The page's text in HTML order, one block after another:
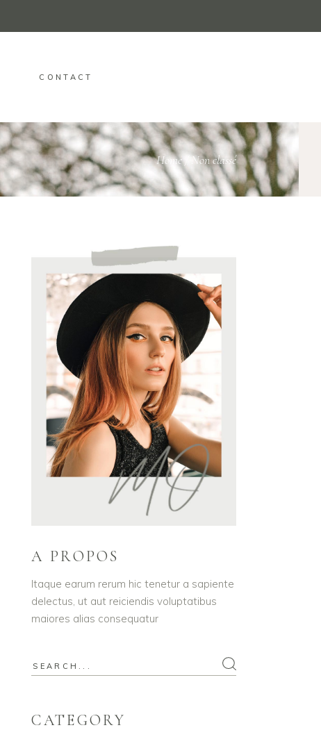
CONTACT
Home/Non classé
A PROPOS
Itaque earum rerum hic tenetur a sapiente
delectus, ut aut reiciendis voluptatibus
maiores alias consequatur
Search
CATEGORY